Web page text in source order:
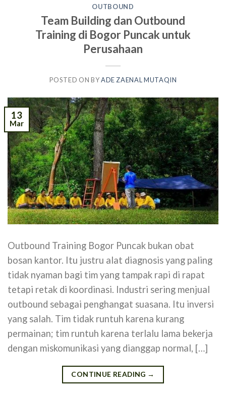
OUTBOUND
Team Building dan Outbound
Training di Bogor Puncak untuk
Perusahaan
POSTED ON BYADE ZAENAL MUTAQIN
13
Mar
Outbound Training Bogor Puncak bukan obat
bosan kantor. Itu justru alat diagnosis yang paling
tidak nyaman bagi tim yang tampak rapi di rapat
tetapi retak di koordinasi. Industri sering menjual
outbound sebagai penghangat suasana. Itu inversi
yang salah. Tim tidak runtuh karena kurang
permainan; tim runtuh karena terlalu lama bekerja
dengan miskomunikasi yang dianggap normal, […]
CONTINUE READING →